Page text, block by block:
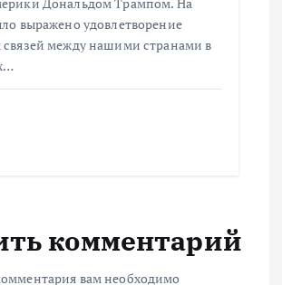
выражено удовлетворение
связей между нашими странами в
комментарий
вам необходимо